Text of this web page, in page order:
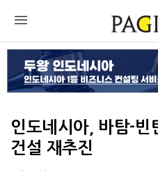
인도네시아, 바탐-
건설 재추진